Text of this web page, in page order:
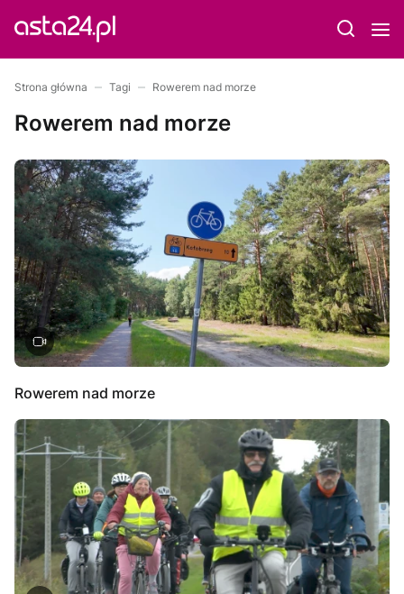
Strona główna Tagi Rowerem nad morze
Rowerem nad morze
Rowerem nad morze